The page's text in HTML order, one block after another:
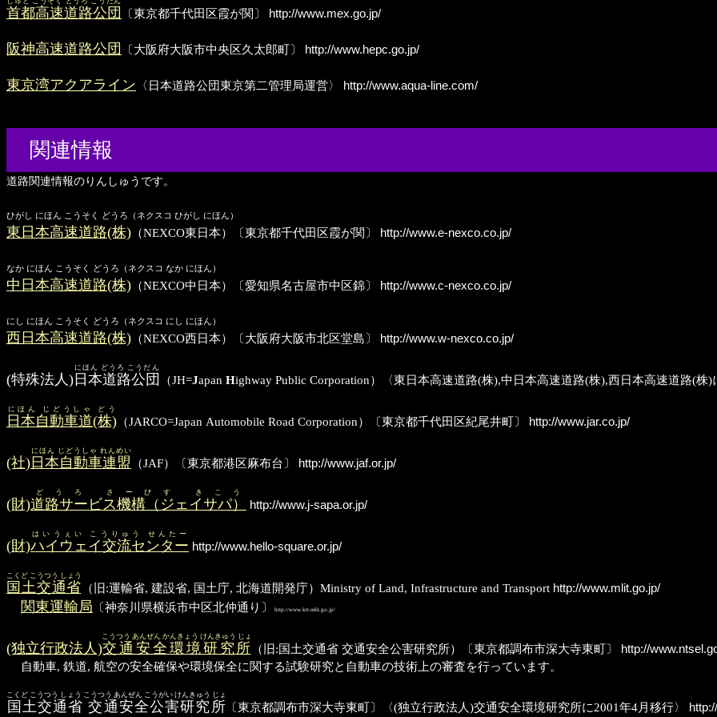
首都高速道路公団 〔東京都千代田区霞が関〕 http://www.mex.go.jp/
阪神高速道路公団 〔大阪府大阪市中央区久太郎町〕 http://www.hepc.go.jp/
東京湾アクアライン 〈日本道路公団東京第二管理局運営〉 http://www.aqua-line.com/
関連情報
道路関連情報のりんしゅうです。
ひがし にほん こうそく どうろ（ネクスコ ひがし にほん）
東日本高速道路(株) （NEXCO東日本）〔東京都千代田区霞が関〕 http://www.e-nexco.co.jp/
なか にほん こうそく どうろ（ネクスコ なか にほん）
中日本高速道路(株) （NEXCO中日本）〔愛知県名古屋市中区錦〕 http://www.c-nexco.co.jp/
にし にほん こうそく どうろ（ネクスコ にし にほん）
西日本高速道路(株) （NEXCO西日本）〔大阪府大阪市北区堂島〕 http://www.w-nexco.co.jp/
(特殊法人) 日本道路公団
にほん どうろ こうだん
（JH=Japan Highway Public Corporation）〈東日本高速道路(株),中日本高速道路(株),西日本高速道路(株
日本自動車道(株)
にほん じどうしゃ どう
（JARCO=Japan Automobile Road Corporation）〔東京都千代田区紀尾井町〕 http://www.jar.co.jp/
(社) 日本自動車連盟
にほん じどうしゃ れんめい
（JAF）〔東京都港区麻布台〕 http://www.jaf.or.jp/
(財)道路サービス機構（ジェイサパ）
どうろ さーびす きこう
http://www.j-sapa.or.jp/
(財)ハイウェイ交流センター
はいうぇい こうりゅう せんたー
http://www.hello-square.or.jp/
国土交通省
こくど こうつう しょう
（旧:運輸省, 建設省, 国土庁, 北海道開発庁）Ministry of Land, Infrastructure and Transport http://www.mlit.go.jp/
関東運輸局 〔神奈川県横浜市中区北仲通り〕 http://www.ktt.mlit.go.jp/
(独立行政法人)交通安全環境研究所
こうつう あんぜん かんきょう けんきゅう じょ
（旧:国土交通省 交通安全公害研究所）〔東京都調布市深大寺東町〕 http://
自動車, 鉄道, 航空の安全確保や環境保全に関する試験研究と自動車の技術上の審査を行っています。
国土交通省 交通安全公害研究所
こくど こうつう しょう こうつう あんぜん こうがい けんきゅう じょ
〔東京都調布市深大寺東町〕〈(独立行政法人)交通安全環境研究所に2001年4月移行〉